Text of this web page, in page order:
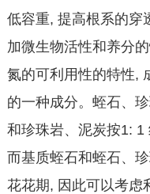
低容重, 提高根系的穿
加微生物活性和养分
氮的可利用性的特性,
的一种成分。蛭石、
和珍珠岩、泥炭按1: 1
而基质蛭石和蛭石、
花花期, 因此可以考虑